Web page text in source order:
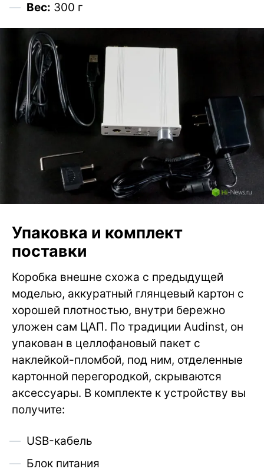
Вес: 300 г
Упаковка и комплект
поставки
Коробка внешне схожа с предыдущей
моделью, аккуратный глянцевый картон с
хорошей плотностью, внутри бережно
уложен сам ЦАП. По традиции Audinst, он
упакован в целлофановый пакет с
наклейкой-пломбой, под ним, отделенные
картонной перегородкой, скрываются
аксессуары. В комплекте к устройству вы
получите:
USB-кабель
Блок питания